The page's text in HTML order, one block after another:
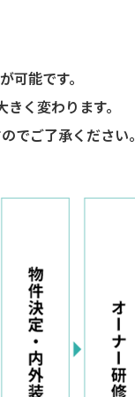
可能です。
く変わります。
でご了承ください。